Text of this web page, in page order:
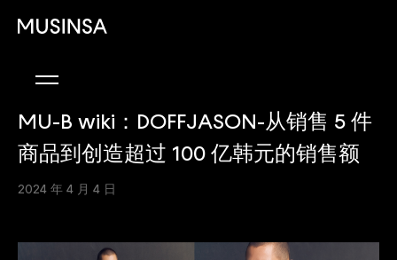
MU-B wiki：DOFFJASON-从销售 5 件
商品到创造超过 100 亿韩元的销售额
2024 年 4 月 4 日